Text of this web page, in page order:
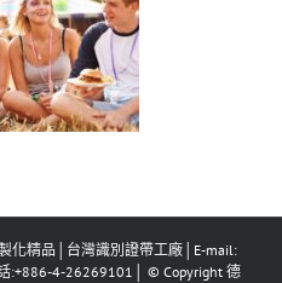
化精品│台灣識別證帶工廠│E-mail:
:+886-4-26269101│ © Copyright 德